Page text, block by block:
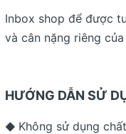
Inbox shop để được
và cân nặng riêng của
HƯỚNG DẪN SỬ
◆ Không sử dụng